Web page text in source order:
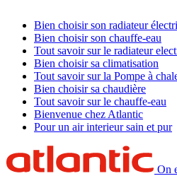
Bien choisir son radiateur
Bien choisir son chauffe-eau
Tout savoir sur le radiateur
Bien choisir sa climatisation
Tout savoir sur la Pompe à
Bien choisir sa chaudière
Tout savoir sur le chauffe-eau
Bienvenue chez Atlantic
Pour un air interieur sain et pur
On